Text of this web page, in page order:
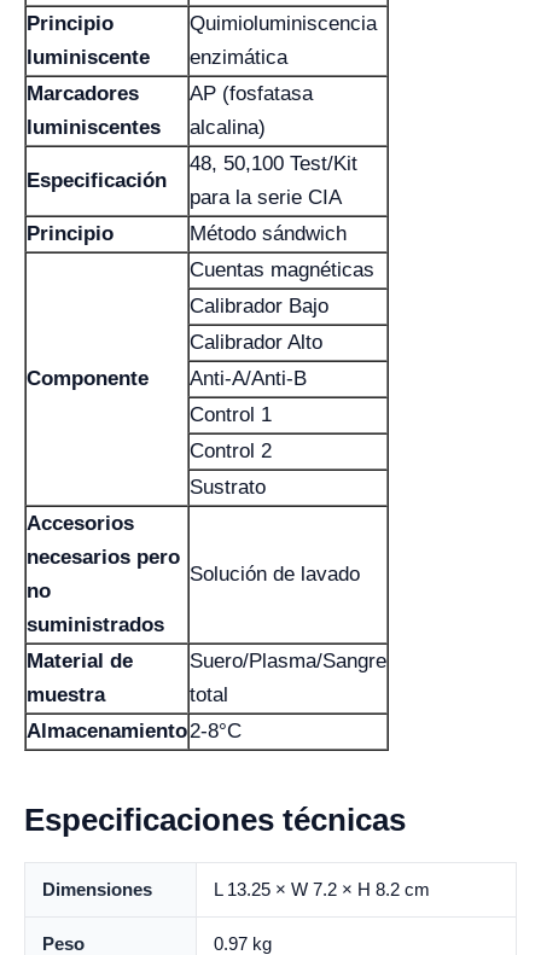
Principio
luminiscente
Quimioluminiscencia
enzimática
Marcadores
luminiscentes
AP (fosfatasa
alcalina)
Especificación
48, 50,100 Test/Kit
para la serie CIA
Principio
Método sándwich
Componente
Cuentas magnéticas
Calibrador Bajo
Calibrador Alto
Anti-A/Anti-B
Control 1
Control 2
Sustrato
Accesorios
necesarios pero
no
suministrados
Solución de lavado
Material de
muestra
Suero/Plasma/Sangre
total
Almacenamiento2-8°C
Especificaciones técnicas
Dimensiones L 13.25 × W 7.2 × H 8.2 cm
Peso 0.97 kg